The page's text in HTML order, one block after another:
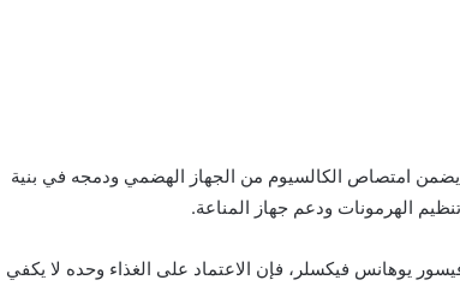
يضمن امتصاص الكالسيوم من الجهاز الهضمي ودمجه في بنية
الهرمونات ودعم جهاز المناعة.
يوهانس فيكسلر، فإن الاعتماد على الغذاء وحده لا يكفي